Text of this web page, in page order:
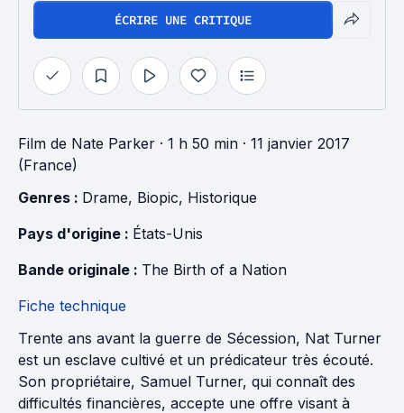
ÉCRIRE UNE CRITIQUE
Film de Nate Parker · 1 h 50 min · 11 janvier 2017
(France)
Genres : Drame, Biopic, Historique
Pays d'origine : États-Unis
Bande originale : The Birth of a Nation
Fiche technique
Trente ans avant la guerre de Sécession, Nat Turner
est un esclave cultivé et un prédicateur très écouté.
Son propriétaire, Samuel Turner, qui connaît des
difficultés financières, accepte une offre visant à